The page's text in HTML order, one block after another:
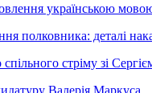
українською
полковника: деталі
стріму зі
Валерія Маркуса